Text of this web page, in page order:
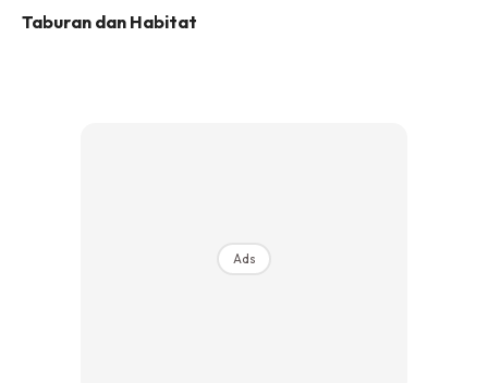
Taburan dan Habitat
Ads